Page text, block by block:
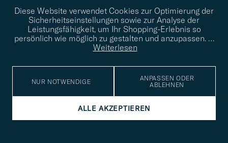
Diese Website verwendet Cookies zur Optimierung der
Sicherheitseinstellungen sowie zur Analyse der
Leistungsfähigkeit, um Ihr Shopping-Erlebnis so
persönlich wie möglich zu gestalten und anzupassen. …
Weiterlesen
NUR NOTWENDIGE
ANPASSEN ODER
ABLEHNEN
ALLE AKZEPTIEREN
info@careofcarl.de
Benötigen Sie Hilfe bei der Suche nach Ihrem persönlichen Stil?
Wenden Sie sich an uns, wir helfen Ihnen gerne weiter!
STILBERATUNG